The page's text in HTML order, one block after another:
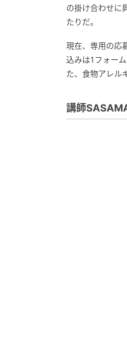
の掛け合わせに
たりだ。
現在、専用の応
込みは1フォー
た、食物アレル
講師